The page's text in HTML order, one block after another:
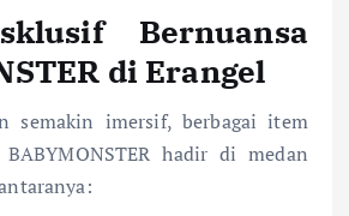
Bernuansa
di Erangel
semakin imersif, berbagai item
hadir di medan